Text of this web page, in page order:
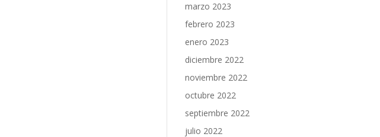
marzo 2023
febrero 2023
enero 2023
diciembre 2022
noviembre 2022
octubre 2022
septiembre 2022
julio 2022